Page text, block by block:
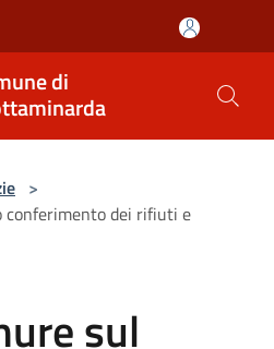
di
>
conferimento dei rifiuti e
sul